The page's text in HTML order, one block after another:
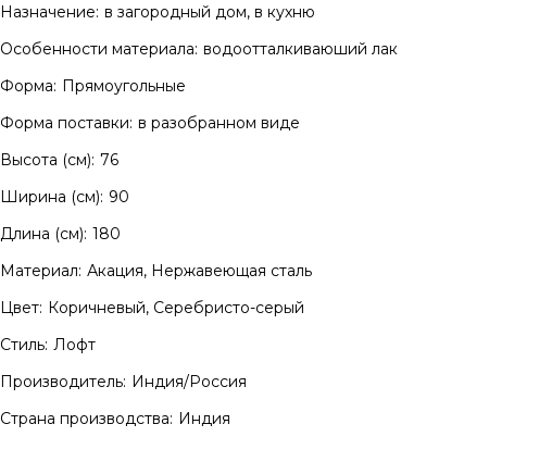
Назначение: в загородный дом, в кухню
Особенности материала: водоотталкиваюший лак
Форма: Прямоугольные
Форма поставки: в разобранном виде
Высота (см): 76
Ширина (см): 90
Длина (см): 180
Материал: Акация, Нержавеющая сталь
Цвет: Коричневый, Серебристо-серый
Стиль: Лофт
Производитель: Индия/Россия
Страна производства: Индия